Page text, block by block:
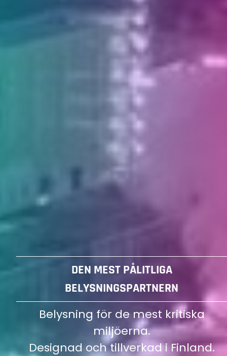
DEN MEST PÅLITLIGA
BELYSNINGSPARTNERN
Belysning för de mest kritiska
miljöerna.
Designad och tillverkad i Finland.